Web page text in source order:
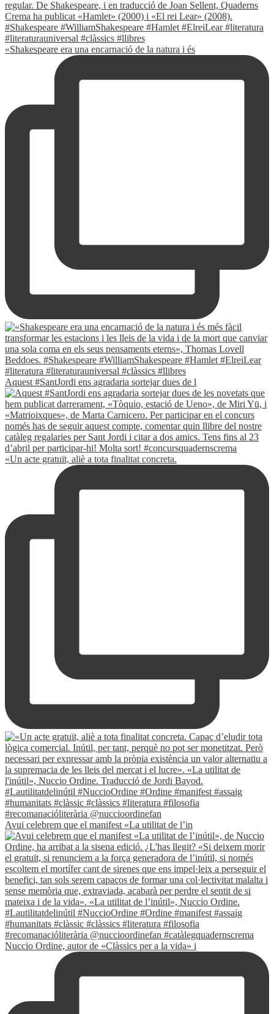
«Shakespeare era una encarnació de la natura i és
Aquest #SantJordi ens agradaria sortejar dues de l
«Un acte gratuït, aliè a tota finalitat concreta.
Avui celebrem que el manifest «La utilitat de l’in
Nuccio Ordine, autor de «Clàssics per a la vida» i